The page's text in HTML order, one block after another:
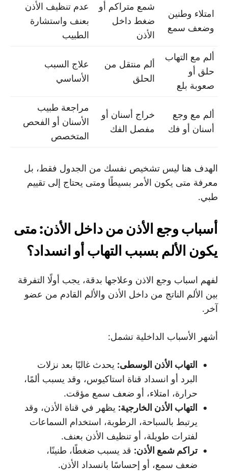
امتلاء وطنين
وضعف سمع
شمع متراكم أو
ضغط داخل
الأذن
عدم تنظيف الأذن
بعنف واستشارة
الطبيب
ألم مع التهاب
حلق أو
صعوبة بلع
ألم منتقل من
الحلق
علاج السبب
الأساسي
ألم مع وجع
أسنان أو فك
خراج أسنان أو
مفصل الفك
مراجعة طبيب
الأسنان أو الفحص
المتخصص
الهدف هنا ليس تشخيص نفسك من الجدول فقط، بل
معرفة متى يكون الأمر بسيطًا ومتى يحتاج إلى تقييم
طبي.
أسباب وجع الأذن من داخل الأذن: متى
يكون الألم بسبب التهاب أو انسداد؟
لفهم اسباب وجع الاذن وعلاجها بدقة، يجب أولًا التفرقة
بين الألم الناتج من داخل الأذن والألم القادم من عضو
آخر.
أشهر الأسباب الداخلية تشمل:
التهاب الأذن الوسطى: يحدث غالبًا بعد نزلات
البرد أو انسداد قناة استاكيوس، وقد يسبب ألمًا،
حرارة، امتلاء، أو ضعف سمع مؤقت.
التهاب الأذن الخارجية: يظهر في قناة الأذن، وقد
يرتبط بالسباحة، الرطوبة، استخدام السماعات
لفترات طويلة، أو تنظيف الأذن بعنف.
تراكم شمع الأذن: قد يسبب ضغطًا، طنينًا،
ضعف سمع، أو إحساسًا بانسداد الأذن.